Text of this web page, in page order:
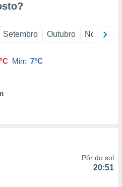
?
Setembro Outubro Novembro
Min: 7°C
Pôr do sol
20:51